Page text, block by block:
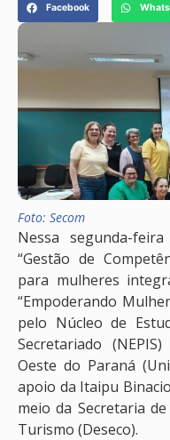
Facebook
Foto: Secom
Nessa segunda-
“Gestão de
para mulheres
“Empoderando
pelo Núcleo de
Secretariado
Oeste do Paraná
apoio da Itaipu
meio da Secretaria
Turismo (Deseco).